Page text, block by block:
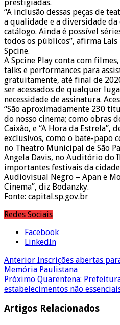
prestigiadas.
“A inclusão dessas peças de
a qualidade e a diversidade
catálogo. Ainda é possível
todos os públicos”, afirma
Spcine.
A Spcine Play conta com
talks e performances para
gratuitamente, até final de
ser acessados de qualquer
necessidade de assinatura.
“São aproximadamente 230
do nosso cinema; como obras
Caixão, e “A Hora da Estrela”,
exclusivos, como o bate-papo
no Theatro Municipal de São
Angela Davis, no Auditório do
importantes festivais da
Audiovisual Negro – Apan e
Cinema”, diz Bodanzky.
Fonte: capital.sp.gov.br
Redes Sociais
Facebook
LinkedIn
Anterior Inscrições abertas
Memória Paulistana
Próximo Quarentena:
estabelecimentos não
Artigos Relacionados